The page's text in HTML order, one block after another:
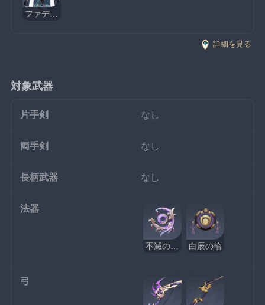
ファデュイ・ミラーメイデン
詳細を見る
対象武器
片手剣 なし
両手剣 なし
長柄武器 なし
法器
不滅の月華 白辰の輪
弓